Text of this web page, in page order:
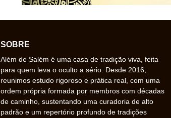
SOBRE
Além de Salém é uma casa de tradição viva, feita
para quem leva o oculto a sério. Desde 2016,
reunimos estudo rigoroso e prática real, com uma
ordem própria formada por membros com décadas
de caminho, sustentando uma curadoria de alto
padrão e um repertório profundo de tradições